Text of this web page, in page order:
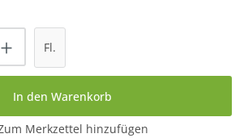
Gib den gewünschten
Fl.
In den Warenkorb
Merkzettel hinzufügen